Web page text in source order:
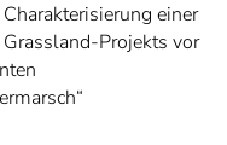
einer
Projekts vor